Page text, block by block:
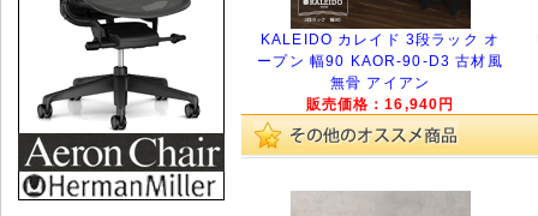
KALEIDO カレイド 3段ラック オ
ープン 幅90 KAOR-90-D3 古材風
無骨 アイアン
販売価格：16,940円